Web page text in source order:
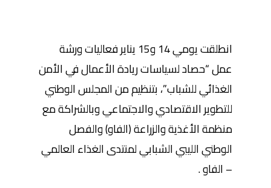
انطلقت يومي 14 و15 يناير فعاليات ورشة
عمل “حصاد لسياسات ريادة الأعمال في الأمن
الغذائي للشباب”، بتنظيم من المجلس الوطني
للتطوير الاقتصادي والاجتماعي وبالشراكة مع
منظمة الأغذية والزراعة (الفاو) والفصل
الوطني الليبي الشبابي لمنتدى الغذاء العالمي
– الفاو .